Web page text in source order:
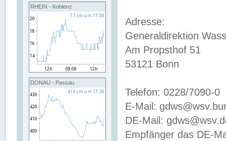
RHEIN - Koblenz
DONAU - Passau
Adresse:
Generaldirektion
Am Propsthof 51
53121 Bonn
Telefon: 0228/7090-0
E-Mail:
DE-Mail:
Empfänger das DE-